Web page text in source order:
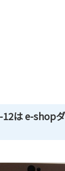
は e-shop